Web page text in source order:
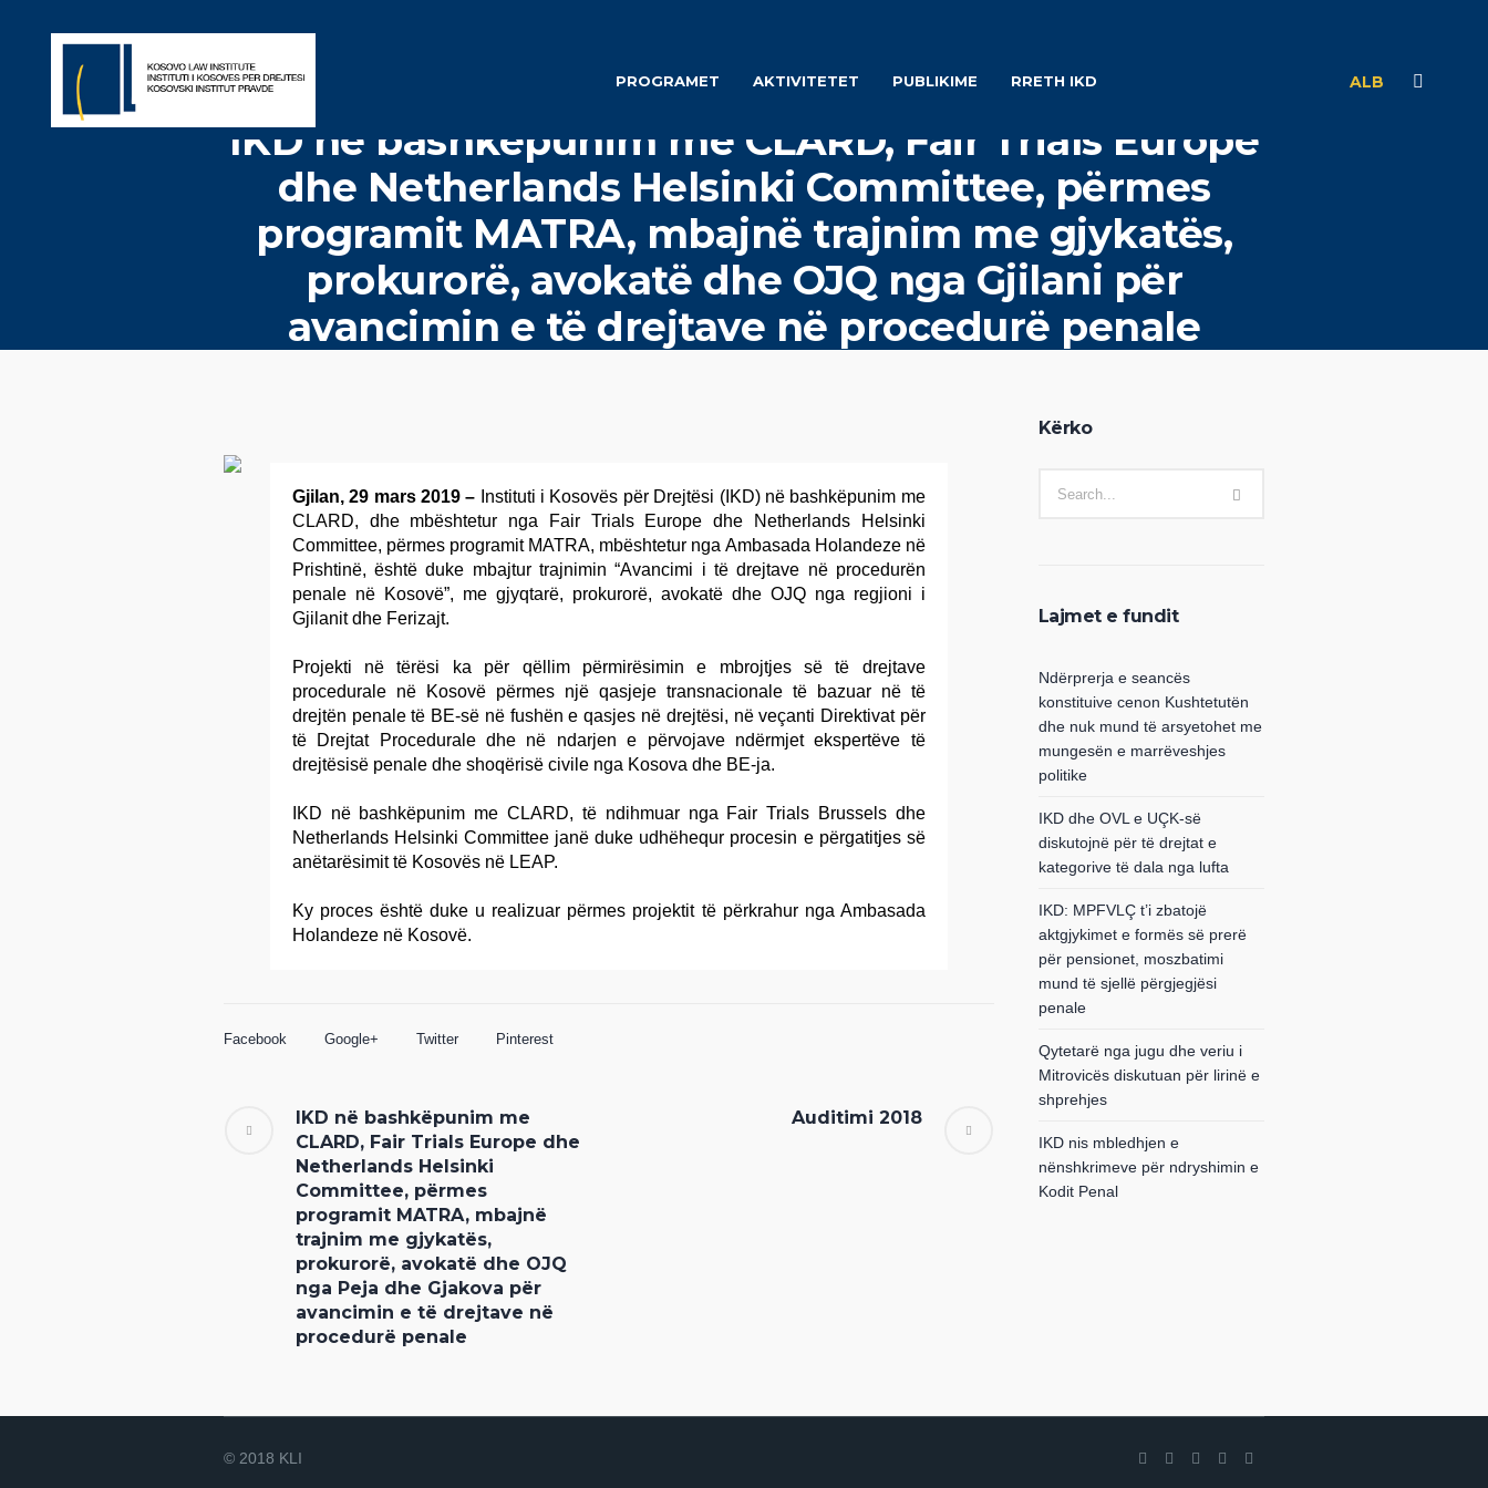
PROGRAMET AKTIVITETET PUBLIKIME RRETH IKD ALB
IKD në bashkëpunim me CLARD, Fair Trials Europe
dhe Netherlands Helsinki Committee, përmes
programit MATRA, mbajnë trajnim me gjykatës,
prokurorë, avokatë dhe OJQ nga Gjilani për
avancimin e të drejtave në procedurë penale
Gjilan, 29 mars 2019 – Instituti i Kosovës për Drejtësi (IKD) në bashkëpunim me
CLARD, dhe mbështetur nga Fair Trials Europe dhe Netherlands Helsinki
Committee, përmes programit MATRA, mbështetur nga Ambasada Holandeze në
Prishtinë, është duke mbajtur trajnimin “Avancimi i të drejtave në procedurën
penale në Kosovë”, me gjyqtarë, prokurorë, avokatë dhe OJQ nga regjioni i
Gjilanit dhe Ferizajt.
Projekti në tërësi ka për qëllim përmirësimin e mbrojtjes së të drejtave
procedurale në Kosovë përmes një qasjeje transnacionale të bazuar në të
drejtën penale të BE-së në fushën e qasjes në drejtësi, në veçanti Direktivat për
të Drejtat Procedurale dhe në ndarjen e përvojave ndërmjet ekspertëve të
drejtësisë penale dhe shoqërisë civile nga Kosova dhe BE-ja.
IKD në bashkëpunim me CLARD, të ndihmuar nga Fair Trials Brussels dhe
Netherlands Helsinki Committee janë duke udhëhequr procesin e përgatitjes së
anëtarësimit të Kosovës në LEAP.
Ky proces është duke u realizuar përmes projektit të përkrahur nga Ambasada
Holandeze në Kosovë.
Facebook Google+ Twitter Pinterest
IKD në bashkëpunim me
CLARD, Fair Trials Europe dhe
Netherlands Helsinki
Committee, përmes
programit MATRA, mbajnë
trajnim me gjykatës,
prokurorë, avokatë dhe OJQ
nga Peja dhe Gjakova për
avancimin e të drejtave në
procedurë penale
Auditimi 2018
Kërko
Lajmet e fundit
Ndërprerja e seancës
konstituive cenon Kushtetutën
dhe nuk mund të arsyetohet me
mungesën e marrëveshjes
politike
IKD dhe OVL e UÇK-së
diskutojnë për të drejtat e
kategorive të dala nga lufta
IKD: MPFVLÇ t’i zbatojë
aktgjykimet e formës së prerë
për pensionet, moszbatimi
mund të sjellë përgjegjësi
penale
Qytetarë nga jugu dhe veriu i
Mitrovicës diskutuan për lirinë e
shprehjes
IKD nis mbledhjen e
nënshkrimeve për ndryshimin e
Kodit Penal
© 2018 KLI